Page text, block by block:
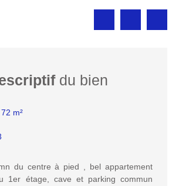
du bien
72 m²
du centre à pied , bel appartement
1er étage, cave et parking commun